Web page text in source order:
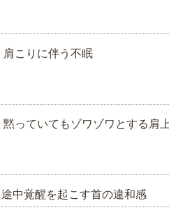
肩こりに伴う不眠
黙っていてもゾワゾワとする肩
途中覚醒を起こす首の違和感